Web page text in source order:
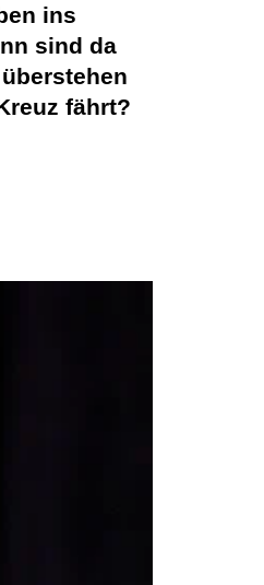
ins
sind da
fährt?